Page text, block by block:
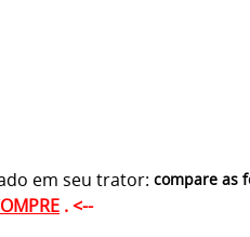
em seu trator: compare as
. <--